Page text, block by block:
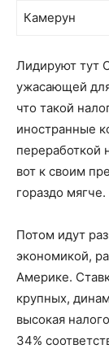
Камерун
Лидируют тут
ужасающей
что такой
иностранные
переработкой
вот к своим
гораздо мягче.
Потом идут
экономикой,
Америке.
крупных,
высокая
34%